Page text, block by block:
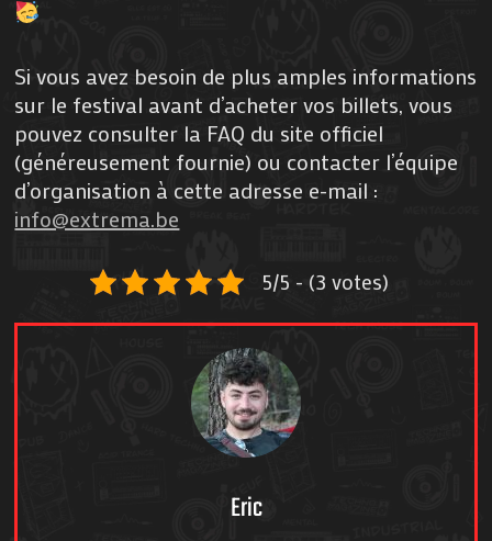
Si vous avez besoin de plus amples informations
sur le festival avant d’acheter vos billets, vous
pouvez consulter la FAQ du site officiel
(généreusement fournie) ou contacter l’équipe
d’organisation à cette adresse e-mail :
info@extrema.be
5/5 - (3 votes)
Eric